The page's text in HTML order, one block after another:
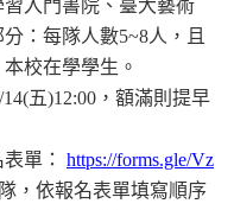
入門書院、臺大藝術
分：每隊人數5~8人，且
校在學學生。
14(五)12:00 ，額滿則提早
單：
https://forms.gle/Vz
隊，依報名表單填寫順序